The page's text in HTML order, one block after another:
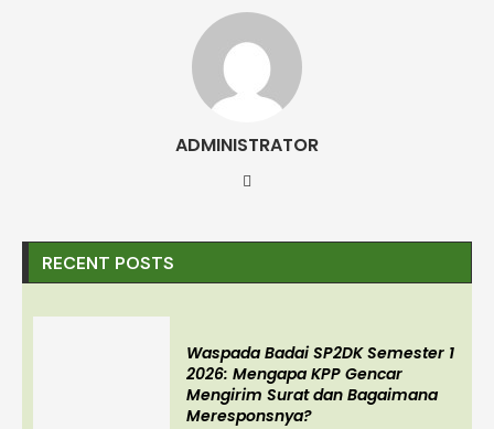
ADMINISTRATOR
RECENT POSTS
Waspada Badai SP2DK Semester 1
2026: Mengapa KPP Gencar
Mengirim Surat dan Bagaimana
Meresponsnya?